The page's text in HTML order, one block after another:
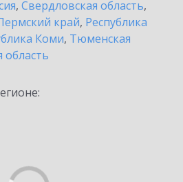
, Свердловская область,
край, Республика
Коми, Тюменская
область